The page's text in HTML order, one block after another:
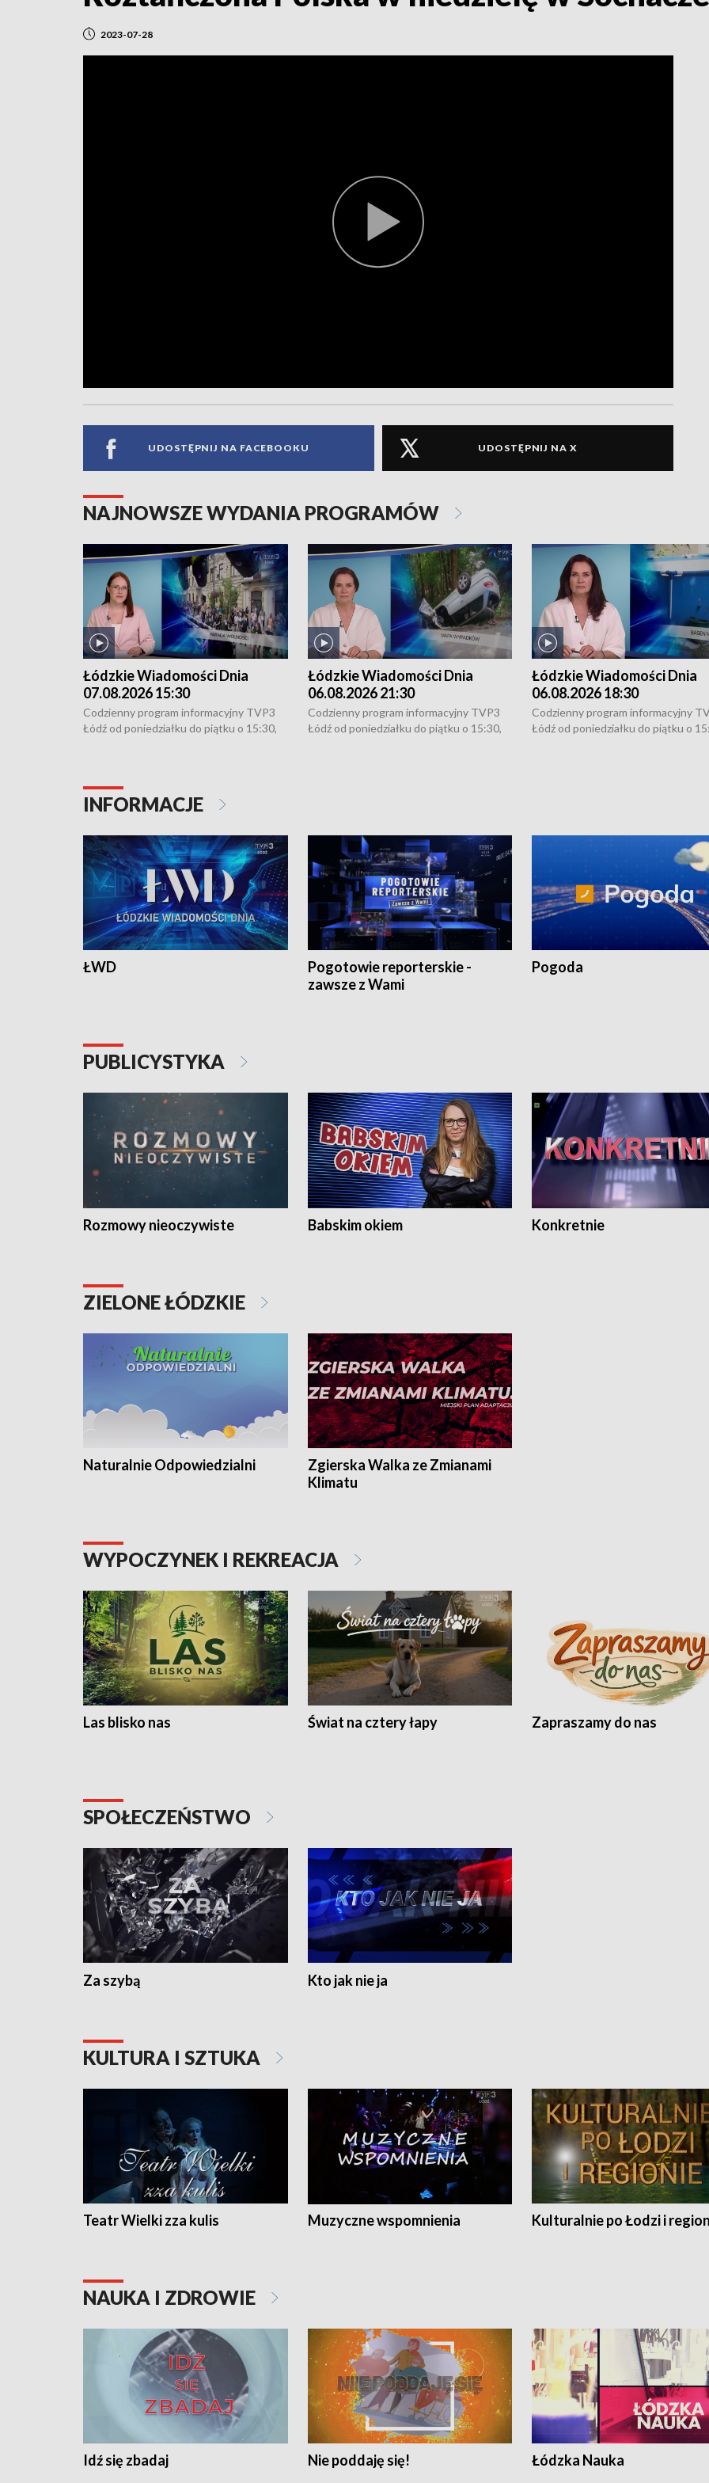
2023-07-28
UDOSTĘPNIJ NA FACEBOOKU UDOSTĘPNIJ NA X
NAJNOWSZE WYDANIA PROGRAMÓW
Łódzkie Wiadomości Dnia
07.08.2026 15:30
Codzienny program informacyjny TVP3
Łódź od poniedziałku do piątku o 15:30,
Łódzkie Wiadomości Dnia
06.08.2026 21:30
Codzienny program informacyjny TVP3
Łódź od poniedziałku do piątku o 15:30,
Łódzkie Wiadomości Dnia
06.08.2026 18:30
Codzienny program informacyjny
Łódź od poniedziałku do piątku o
INFORMACJE
ŁWD
Pogotowie reporterskie -
zawsze z Wami
Pogoda
PUBLICYSTYKA
Rozmowy nieoczywiste Babskim okiem Konkretnie
ZIELONE ŁÓDZKIE
Naturalnie Odpowiedzialni
Zgierska Walka ze Zmianami
Klimatu
WYPOCZYNEK I REKREACJA
Las blisko nas Świat na cztery łapy Zapraszamy do nas
SPOŁECZEŃSTWO
Za szybą Kto jak nie ja
KULTURA I SZTUKA
Teatr Wielki zza kulis Muzyczne wspomnienia Kulturalnie po Łodzi i
NAUKA I ZDROWIE
Idź się zbadaj Nie poddaję się! Łódzka Nauka